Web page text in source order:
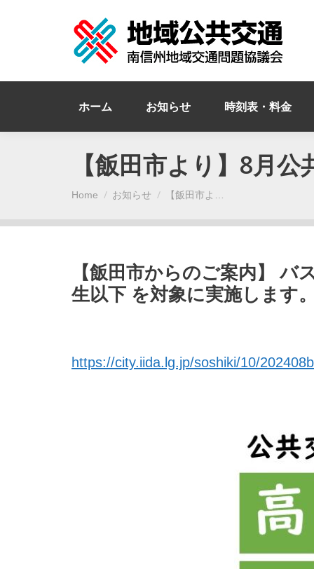
ホーム お知らせ 時刻表・料金
【飯田市より】8月
You are here:
Home お知らせ 【飯田市よ…
【飯田市からのご案内】
生以下 を対象に実施します
https://city.iida.lg.jp/soshiki/10/202